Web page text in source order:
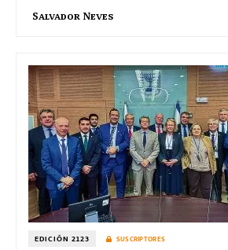
Salvador Neves
EDICIÓN 2123 SUSCRIPTORES